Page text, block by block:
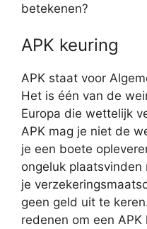
betekenen?
APK keuring
APK staat voor
Het is één van de
Europa die wettelijk
APK mag je niet de
je een boete
ongeluk
je
geen geld uit te
redenen om een